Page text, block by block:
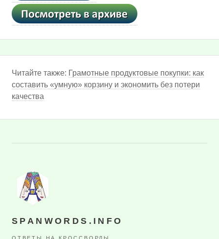
Читайте также: Грамотные продуктовые покупки: как
составить «умную» корзину и экономить без потери
качества
SPANWORDS.INFO